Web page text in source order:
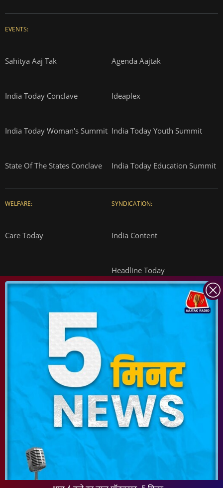
EVENTS:
Sahitya Aaj Tak Agenda Aajtak
India Today Conclave Ideaplex
India Today Woman's Summit India Today Youth Summit
State Of The States Conclave India Today Education Summit
WELFARE:
Care Today
SYNDICATION:
India Content
Headline Today
DOWNLOAD APP
Living Media India Limited. For reprint rights: